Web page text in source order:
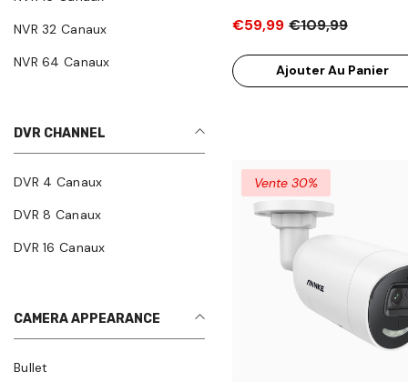
NVR 32 Canaux
NVR 64 Canaux
DVR CHANNEL
DVR 4 Canaux
DVR 8 Canaux
DVR 16 Canaux
CAMERA APPEARANCE
Bullet
Panoramique À 345° Et
À 80°, Détection Humaine
Automatique Lite, Audio
€59,99 €109,99
Ajouter Au Panier
Vente 30%